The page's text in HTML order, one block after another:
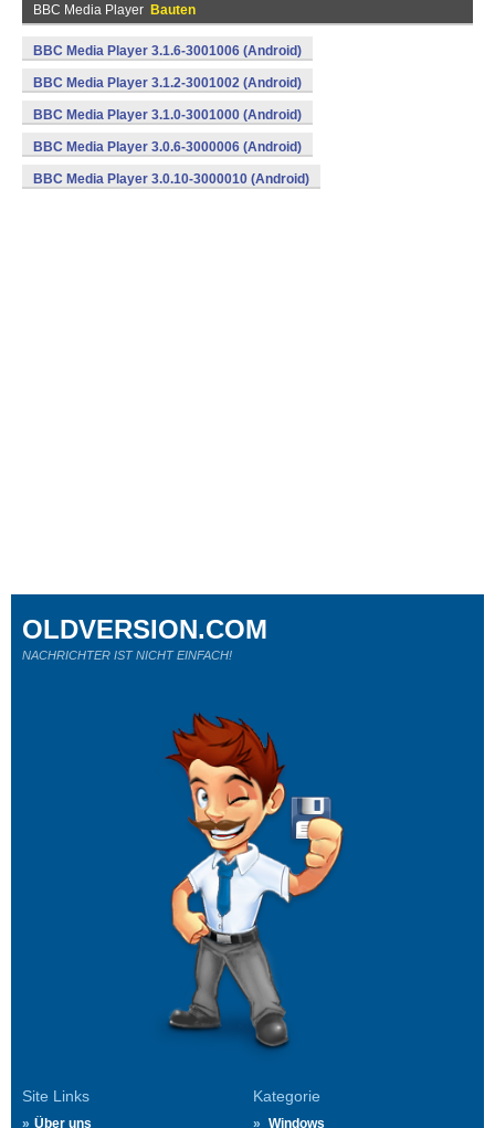
BBC Media Player Bauten
BBC Media Player 3.1.6-3001006 (Android)
BBC Media Player 3.1.2-3001002 (Android)
BBC Media Player 3.1.0-3001000 (Android)
BBC Media Player 3.0.6-3000006 (Android)
BBC Media Player 3.0.10-3000010 (Android)
Site Links
Über uns
Kategorie
Windows
OLDVERSION.COM
NACHRICHTER IST NICHT EINFACH!